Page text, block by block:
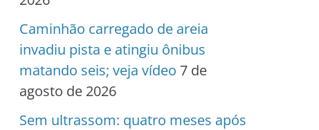
Caminhão carregado de areia
invadiu pista e atingiu ônibus
matando seis; veja vídeo 7 de
agosto de 2026
Sem ultrassom: quatro meses após